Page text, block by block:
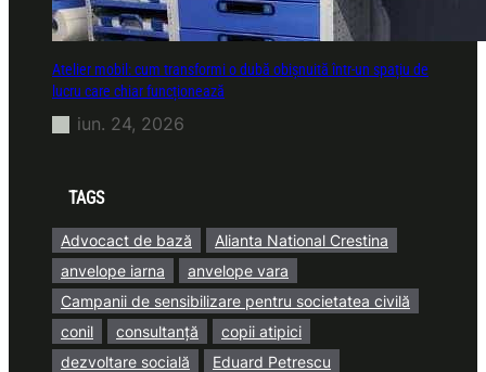
Atelier mobil: cum transformi o dubă obișnuită într-un spațiu de
lucru care chiar funcționează
iun. 24, 2026
TAGS
Advocact de bază
Alianta National Crestina
anvelope iarna
anvelope vara
Campanii de sensibilizare pentru societatea civilă
conil
consultanță
copii atipici
dezvoltare socială
Eduard Petrescu